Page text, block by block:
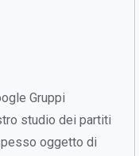
Gruppi
studio dei partiti
oggetto di